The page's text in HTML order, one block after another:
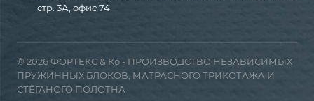
стр. 3А, офис 74
© 2026 ФОРТЕКС & Ко - ПРОИЗВОДСТВО НЕЗАВИСИМЫХ
ПРУЖИННЫХ БЛОКОВ, МАТРАСНОГО ТРИКОТАЖА И
СТЁГАНОГО ПОЛОТНА